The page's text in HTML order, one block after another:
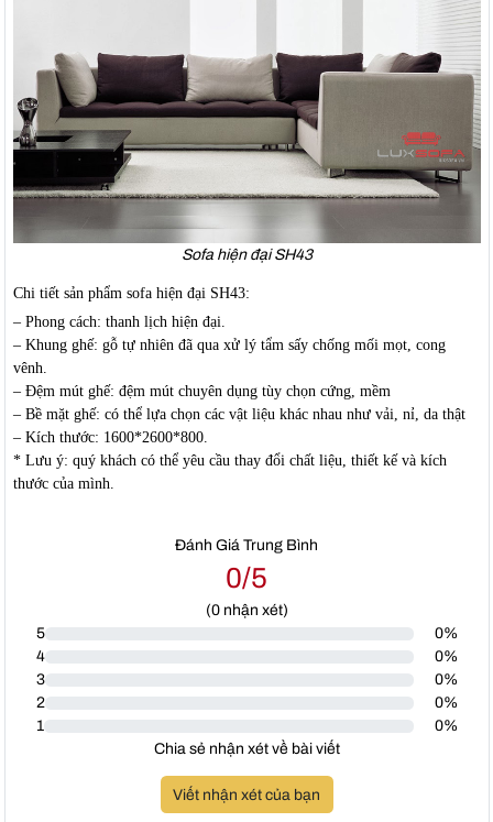
Sofa hiện đại SH43
Chi tiết sản phẩm sofa hiện đại SH43:
– Phong cách: thanh lịch hiện đại.
– Khung ghế: gỗ tự nhiên đã qua xử lý tẩm sấy chống mối mọt, cong
vênh.
– Đệm mút ghế: đệm mút chuyên dụng tùy chọn cứng, mềm
– Bề mặt ghế: có thể lựa chọn các vật liệu khác nhau như vải, nỉ, da thật
– Kích thước: 1600*2600*800.
* Lưu ý: quý khách có thể yêu cầu thay đổi chất liệu, thiết kế và kích
thước của mình.
Đánh Giá Trung Bình
0/5
(0nhận xét)
5
0%
4
0%
3
0%
2
0%
1
0%
Chia sẻ nhận xét về bài viết
Viết nhận xét của bạn